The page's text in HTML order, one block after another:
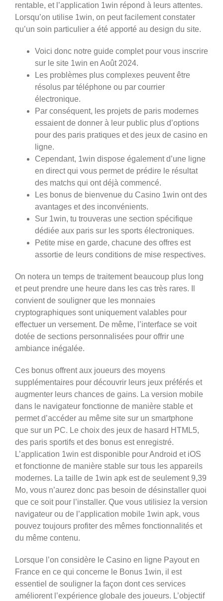
rentable, et l’application 1win répond à leurs attentes.
Lorsqu’on utilise 1win, on peut facilement constater
qu’un soin particulier a été apporté au design du site.
Voici donc notre guide complet pour vous inscrire
sur le site 1win en Août 2024.
Les problèmes plus complexes peuvent être
résolus par téléphone ou par courrier
électronique.
Par conséquent, les projets de paris modernes
essaient de donner à leur public plus d’options
pour des paris pratiques et des jeux de casino en
ligne.
Cependant, 1win dispose également d’une ligne
en direct qui vous permet de prédire le résultat
des matchs qui ont déjà commencé.
Les bonus de bienvenue du Casino 1win ont des
avantages et des inconvénients.
Sur 1win, tu trouveras une section spécifique
dédiée aux paris sur les sports électroniques.
Petite mise en garde, chacune des offres est
assortie de leurs conditions de mise respectives.
On notera un temps de traitement beaucoup plus long
et peut prendre une heure dans les cas très rares. Il
convient de souligner que les monnaies
cryptographiques sont uniquement valables pour
effectuer un versement. De même, l’interface se voit
dotée de sections personnalisées pour offrir une
ambiance inégalée.
Ces bonus offrent aux joueurs des moyens
supplémentaires pour découvrir leurs jeux préférés et
augmenter leurs chances de gains. La version mobile
dans le navigateur fonctionne de manière stable et
permet d’accéder au même site sur un smartphone
que sur un PC. Le choix des jeux de hasard HTML5,
des paris sportifs et des bonus est enregistré.
L’application 1win est disponible pour Android et iOS
et fonctionne de manière stable sur tous les appareils
modernes. La taille de 1win apk est de seulement 9,39
Mo, vous n’aurez donc pas besoin de désinstaller quoi
que ce soit pour l’installer. Que vous utilisiez la version
navigateur ou de l’application mobile 1win apk, vous
pouvez toujours profiter des mêmes fonctionnalités et
du même contenu.
Lorsque l’on considère le Casino en ligne Payout en
France en ce qui concerne le Bonus 1win, il est
essentiel de souligner la façon dont ces services
améliorent l’expérience globale des joueurs. L’objectif